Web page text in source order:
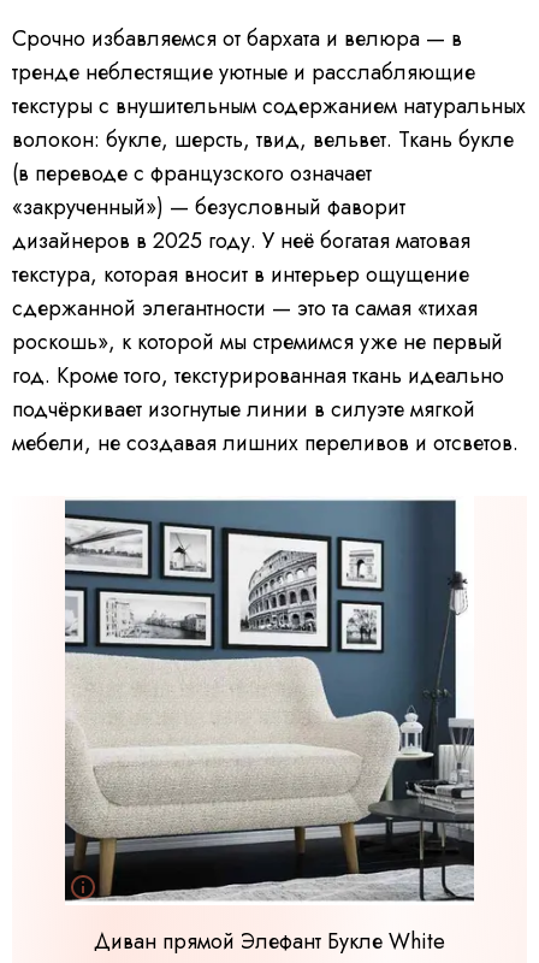
Срочно избавляемся от бархата и велюра — в
тренде неблестящие уютные и расслабляющие
текстуры с внушительным содержанием натуральных
волокон: букле, шерсть, твид, вельвет. Ткань букле
(в переводе с французского означает
«закрученный») — безусловный фаворит
дизайнеров в 2025 году. У неё богатая матовая
текстура, которая вносит в интерьер ощущение
сдержанной элегантности — это та самая «тихая
роскошь», к которой мы стремимся уже не первый
год. Кроме того, текстурированная ткань идеально
подчёркивает изогнутые линии в силуэте мягкой
мебели, не создавая лишних переливов и отсветов.
Диван прямой Элефант Букле White